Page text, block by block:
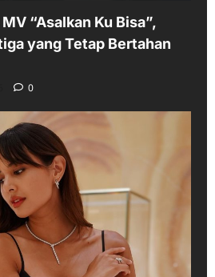
“Asalkan Ku Bisa”,
yang Tetap Bertahan
0